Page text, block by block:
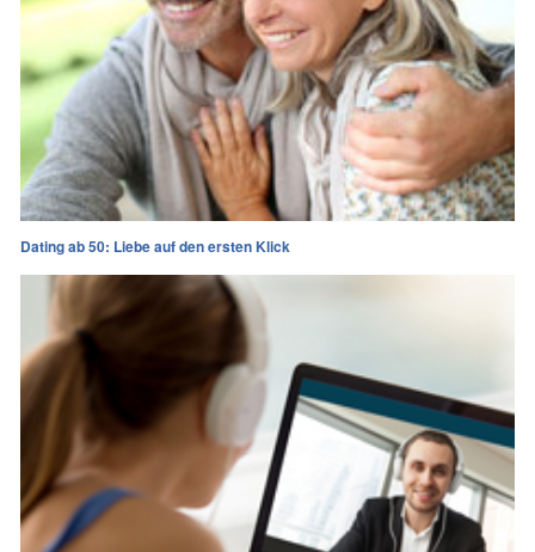
Dating ab 50: Liebe auf den ersten Klick